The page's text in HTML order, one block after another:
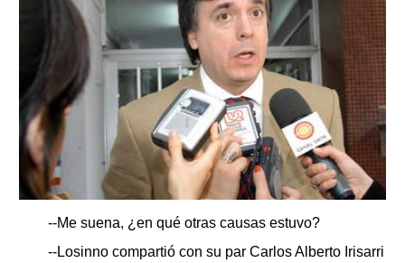
--Me suena, ¿en qué otras causas estuvo?
--Losinno compartió con su par Carlos Alberto Irisarri